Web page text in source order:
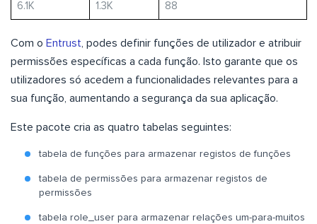
6.1K 1.3K 88
Com o Entrust, podes definir funções de utilizador e atribuir
permissões específicas a cada função. Isto garante que os
utilizadores só acedem a funcionalidades relevantes para a
sua função, aumentando a segurança da sua aplicação.
Este pacote cria as quatro tabelas seguintes:
tabela de funções para armazenar registos de funções
tabela de permissões para armazenar registos de
permissões
tabela role_user para armazenar relações um-para-muitos